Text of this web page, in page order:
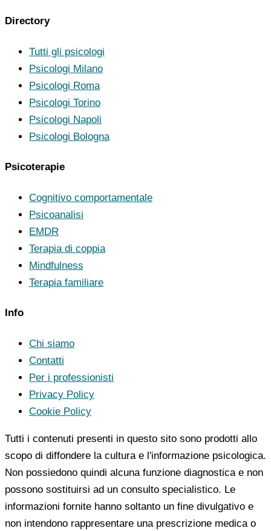
Directory
Tutti gli psicologi
Psicologi Milano
Psicologi Roma
Psicologi Torino
Psicologi Napoli
Psicologi Bologna
Psicoterapie
Cognitivo comportamentale
Psicoanalisi
EMDR
Terapia di coppia
Mindfulness
Terapia familiare
Info
Chi siamo
Contatti
Per i professionisti
Privacy Policy
Cookie Policy
Tutti i contenuti presenti in questo sito sono prodotti allo
scopo di diffondere la cultura e l'informazione psicologica.
Non possiedono quindi alcuna funzione diagnostica e non
possono sostituirsi ad un consulto specialistico. Le
informazioni fornite hanno soltanto un fine divulgativo e
non intendono rappresentare una prescrizione medica o